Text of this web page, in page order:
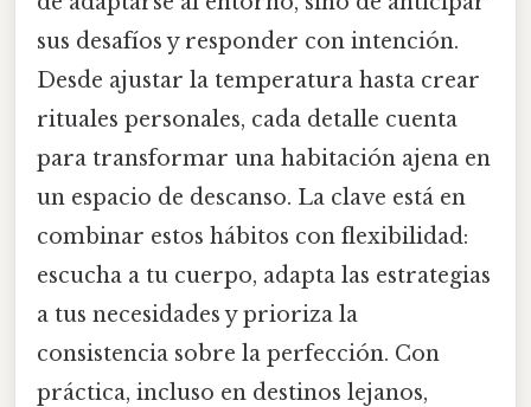
sus desafíos y responder con intención.
Desde ajustar la temperatura hasta crear
rituales personales, cada detalle cuenta
para transformar una habitación ajena en
un espacio de descanso. La clave está en
combinar estos hábitos con flexibilidad:
escucha a tu cuerpo, adapta las estrategias
a tus necesidades y prioriza la
consistencia sobre la perfección. Con
práctica, incluso en destinos lejanos,